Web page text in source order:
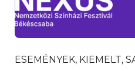
ESEMÉNYEK, KIEMELT,